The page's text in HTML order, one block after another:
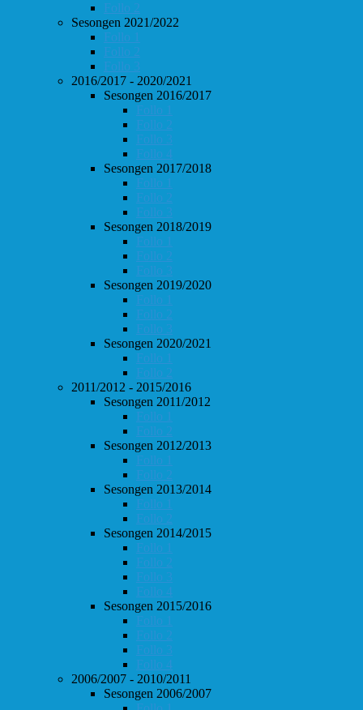
Follo 2
Sesongen 2021/2022
Follo 1
Follo 2
Follo 3
2016/2017 - 2020/2021
Sesongen 2016/2017
Follo 1
Follo 2
Follo 3
Follo 4
Sesongen 2017/2018
Follo 1
Follo 2
Follo 3
Sesongen 2018/2019
Follo 1
Follo 2
Follo 3
Sesongen 2019/2020
Follo 1
Follo 2
Follo 3
Sesongen 2020/2021
Follo 1
Follo 2
2011/2012 - 2015/2016
Sesongen 2011/2012
Follo 1
Follo 2
Sesongen 2012/2013
Follo 1
Follo 2
Sesongen 2013/2014
Follo 1
Follo 2
Sesongen 2014/2015
Follo 1
Follo 2
Follo 3
Follo 4
Sesongen 2015/2016
Follo 1
Follo 2
Follo 3
Follo 4
2006/2007 - 2010/2011
Sesongen 2006/2007